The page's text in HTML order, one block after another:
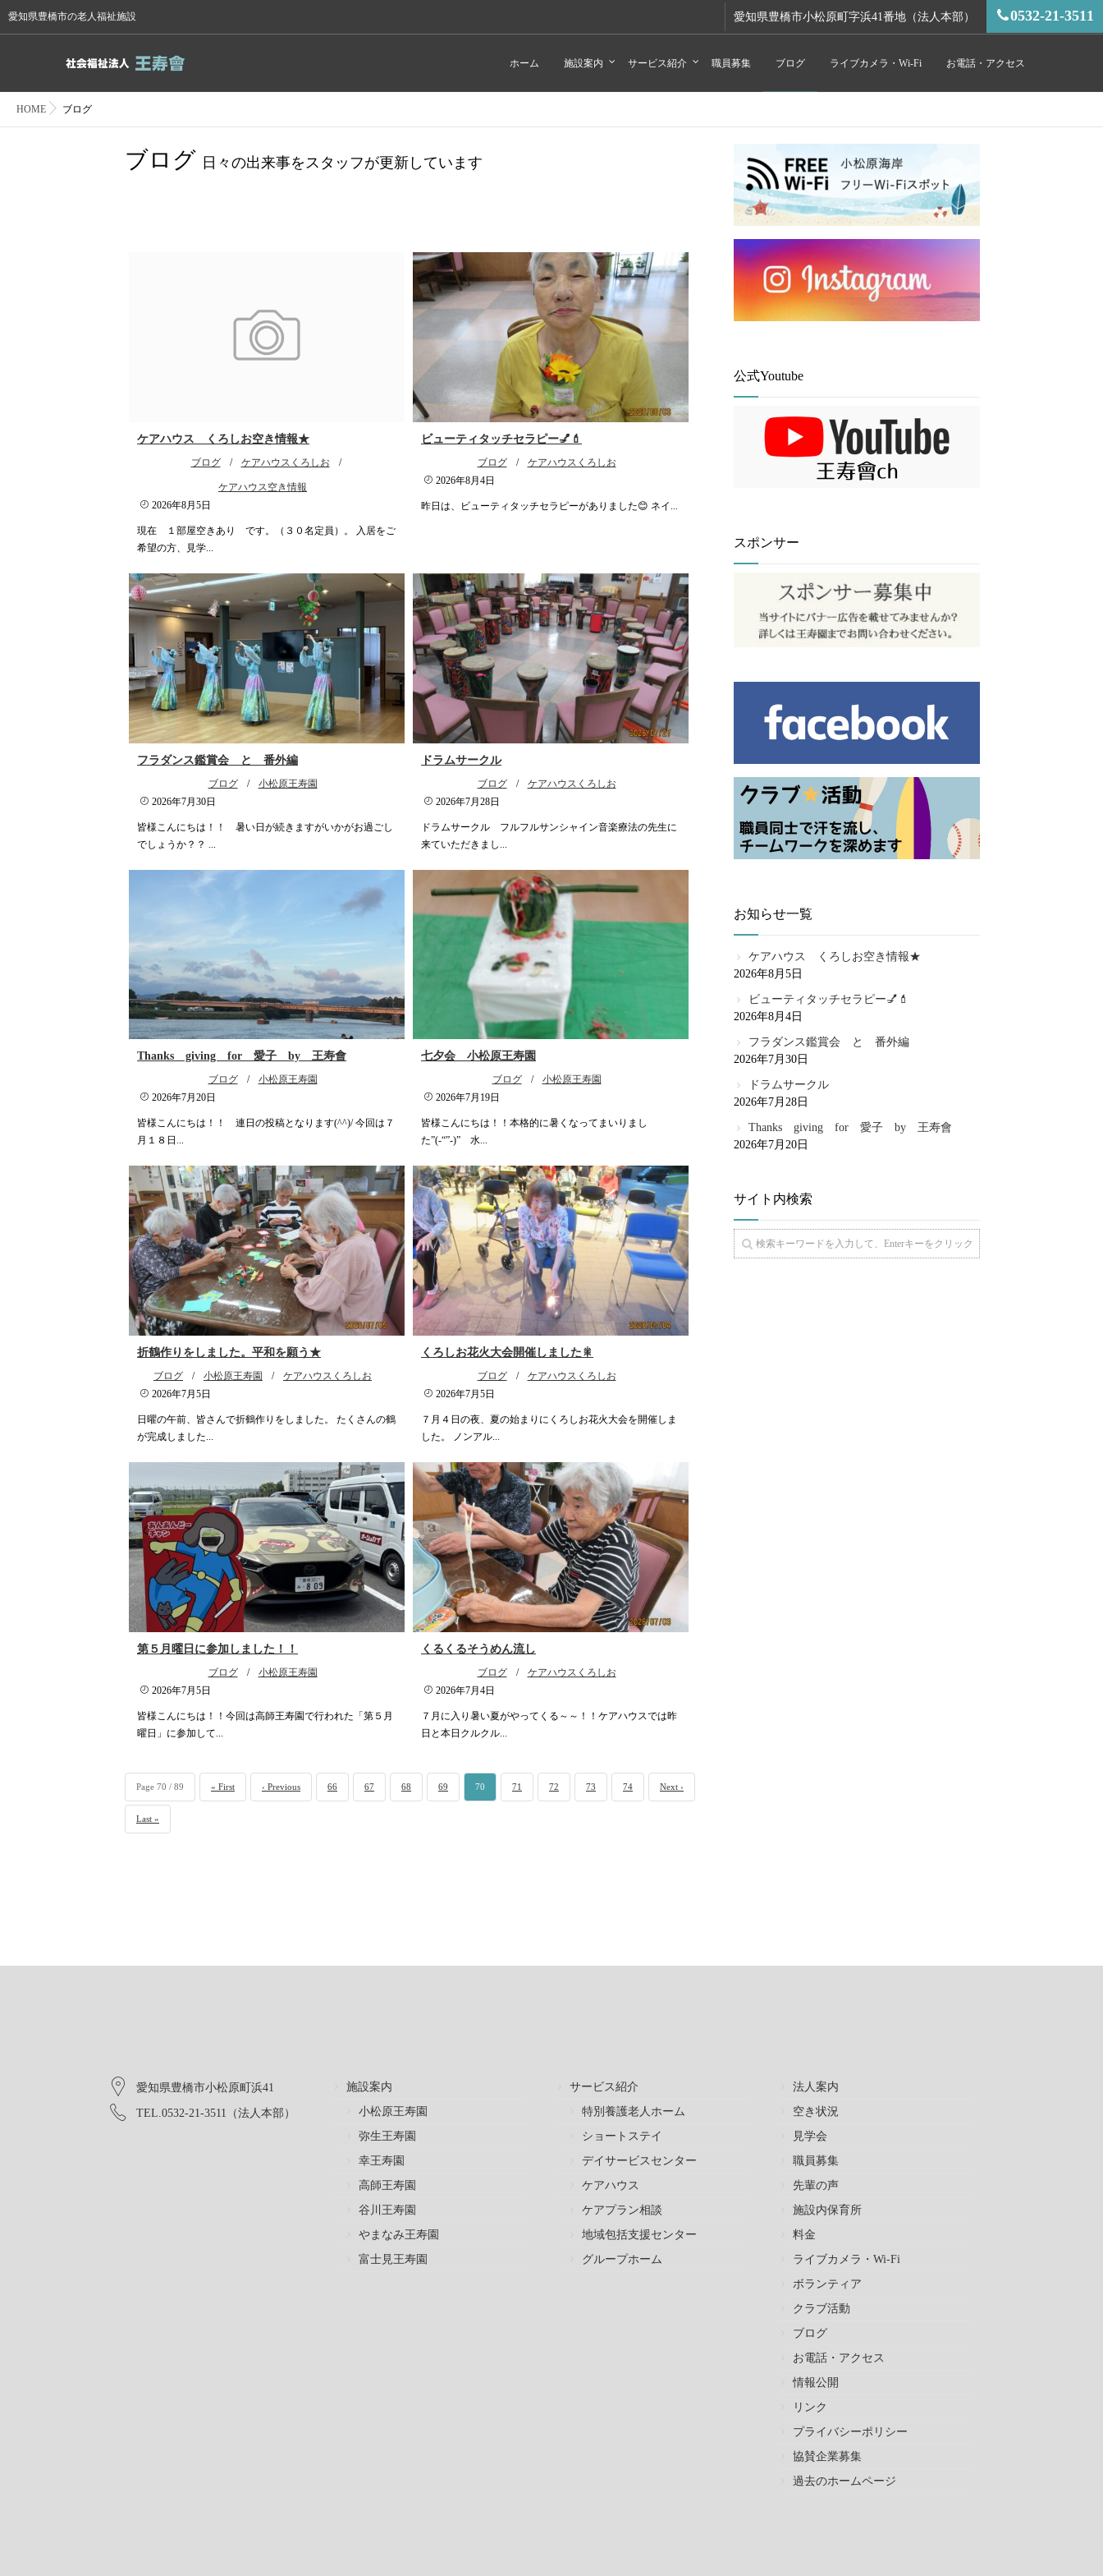
愛知県豊橋市の老人福祉施設 愛知県豊橋市小松原町字浜41番地（法人本部） 0532-21-3511
ホーム 施設案内 サービス紹介 職員募集 ブログ ライブカメラ・Wi-Fi お電話・アクセス
HOME ブログ
ブログ 日々の出来事をスタッフが更新しています
ケアハウス くろしお空き情報★
ブログ / ケアハウスくろしお /
ケアハウス空き情報
2026年8月5日
現在 １部屋空きあり です。（３０名定員）。 入居をご
希望の方、見学...
ビューティタッチセラピー💅💄
ブログ /
ケアハウスくろしお
2026年8月4日
昨日は、ビューティタッチセラピーがありました😊 ネイ...
フラダンス鑑賞会 と 番外編
ブログ /
小松原王寿園
2026年7月30日
皆様こんにちは！！ 暑い日が続きますがいかがお過ごし
でしょうか？？ ...
ドラムサークル
ブログ /
ケアハウスくろしお
2026年7月28日
ドラムサークル フルフルサンシャイン音楽療法の先生に
来ていただきまし...
Thanks giving for 愛子 by 王寿會
ブログ /
小松原王寿園
2026年7月20日
皆様こんにちは！！ 連日の投稿となります(^^)/ 今回は７
月１８日...
七夕会 小松原王寿園
ブログ /
小松原王寿園
2026年7月19日
皆様こんにちは！！本格的に暑くなってまいりまし
た”(-“”-)” 水...
折鶴作りをしました。平和を願う★
ブログ / 小松原王寿園 /
ケアハウスくろしお
2026年7月5日
日曜の午前、皆さんで折鶴作りをしました。 たくさんの鶴
が完成しました...
くろしお花火大会開催しました🎇
ブログ /
ケアハウスくろしお
2026年7月5日
７月４日の夜、夏の始まりにくろしお花火大会を開催しま
した。 ノンアル...
第５月曜日に参加しました！！
ブログ /
小松原王寿園
2026年7月5日
皆様こんにちは！！今回は高師王寿園で行われた「第５月
曜日」に参加して...
くるくるそうめん流し
ブログ /
ケアハウスくろしお
2026年7月4日
７月に入り暑い夏がやってくる～～！！ケアハウスでは昨
日と本日クルクル...
Page 70 / 89 « First ‹ Previous 66 67 68 69 70 71 72 73 74 Next ›
Last »
公式Youtube
スポンサー
お知らせ一覧
ケアハウス くろしお空き情報★
2026年8月5日
ビューティタッチセラピー💅💄
2026年8月4日
フラダンス鑑賞会 と 番外編
2026年7月30日
ドラムサークル
2026年7月28日
Thanks giving for 愛子 by 王寿會
2026年7月20日
サイト内検索
愛知県豊橋市小松原町浜41
TEL.0532-21-3511（法人本部）
施設案内
小松原王寿園
弥生王寿園
幸王寿園
高師王寿園
谷川王寿園
やまなみ王寿園
富士見王寿園
サービス紹介
特別養護老人ホーム
ショートステイ
デイサービスセンター
ケアハウス
ケアプラン相談
地域包括支援センター
グループホーム
法人案内
空き状況
見学会
職員募集
先輩の声
施設内保育所
料金
ライブカメラ・Wi-Fi
ボランティア
クラブ活動
ブログ
お電話・アクセス
情報公開
リンク
プライバシーポリシー
協賛企業募集
過去のホームページ